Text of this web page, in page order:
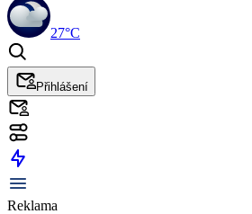
27°C
Přihlášení
Reklama